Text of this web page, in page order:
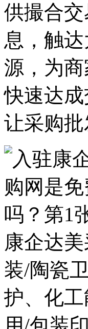
供撮合
息，触
源，为
快速达
让采购批
康企达
装/陶瓷
护、化